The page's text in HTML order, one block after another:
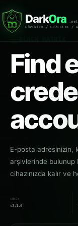
DarkOra
.net
GüVENLIK / GIZLILIK /
LOCAL CREDENTIAL EXPOSURE
Find
E-posta adresinizin,
arşivlerinde bulunup
cihazınızda kalır ve
SÜRÜM
v3.1.0